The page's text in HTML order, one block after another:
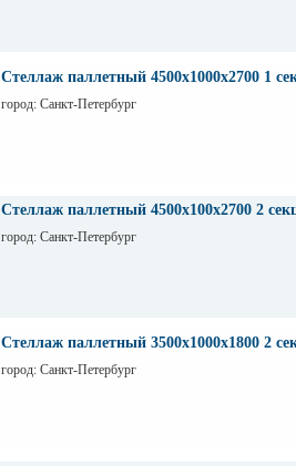
Стеллаж паллетный 4500х1000х2700 1
город: Санкт-Петербург
Стеллаж паллетный 4500х100х2700 2
город: Санкт-Петербург
Стеллаж паллетный 3500х1000х1800 2
город: Санкт-Петербург